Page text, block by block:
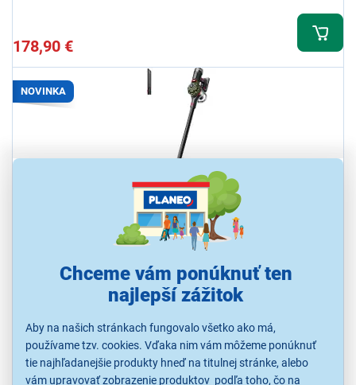
Chceme vám ponúknuť ten
najlepší zážitok
Aby na našich stránkach fungovalo všetko ako má,
používame tzv. cookies. Vďaka nim vám môžeme ponúknuť
tie najhľadanejšie produkty hneď na titulnej stránke, alebo
vám upravovať zobrazenie produktov podľa toho, čo na
178,90 €
NOVINKA
Dyson V8 Cyclone 2026
príkon 525 W, napájanie aku, hubica univerzálna, kefy na zvieracie
Ihneď k odoslaniu
Skladom 2 ks.
K vyzdvihnutiu už 10.8.